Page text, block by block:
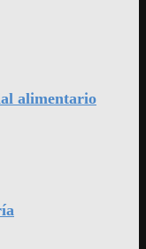
alimentario